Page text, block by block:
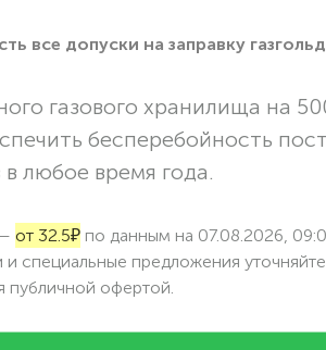
все допуски нa заправку
газового хранилища на
бесперебойность
любое время года.
от 32.5₽ по данным на 07.08.2026,
специальные предложения
публичной офертой.